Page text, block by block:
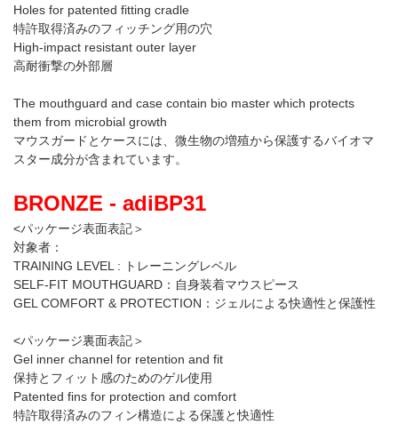
Holes for patented fitting cradle
特許取得済みのフィッチング用の穴
High-impact resistant outer layer
高耐衝撃の外部層
The mouthguard and case contain bio master which protects
them from microbial growth
マウスガードとケースには、微生物の増殖から保護するバイオマ
スター成分が含まれています。
BRONZE - adiBP31
<パッケージ表面表記＞
対象者：
TRAINING LEVEL : トレーニングレベル
SELF-FIT MOUTHGUARD：自身装着マウスピース
GEL COMFORT & PROTECTION：ジェルによる快適性と保護性
<パッケージ裏面表記＞
Gel inner channel for retention and fit
保持とフィット感のためのゲル使用
Patented fins for protection and comfort
特許取得済みのフィン構造による保護と快適性